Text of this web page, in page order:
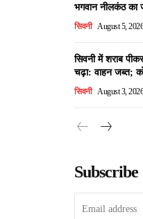
भगवान नीलकंठ का
सिवनी August 5, 2026
सिवनी में शराब
चढ़ा: वाहन जब्त;
सिवनी August 3, 2026
Subscribe